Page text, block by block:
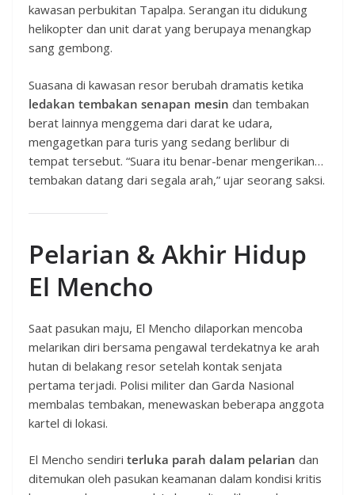
kawasan perbukitan Tapalpa. Serangan itu didukung
helikopter dan unit darat yang berupaya menangkap
sang gembong.
Suasana di kawasan resor berubah dramatis ketika
ledakan tembakan senapan mesin dan tembakan
berat lainnya menggema dari darat ke udara,
mengagetkan para turis yang sedang berlibur di
tempat tersebut. “Suara itu benar-benar mengerikan…
tembakan datang dari segala arah,” ujar seorang saksi.
Pelarian & Akhir Hidup
El Mencho
Saat pasukan maju, El Mencho dilaporkan mencoba
melarikan diri bersama pengawal terdekatnya ke arah
hutan di belakang resor setelah kontak senjata
pertama terjadi. Polisi militer dan Garda Nasional
membalas tembakan, menewaskan beberapa anggota
kartel di lokasi.
El Mencho sendiri terluka parah dalam pelarian dan
ditemukan oleh pasukan keamanan dalam kondisi kritis